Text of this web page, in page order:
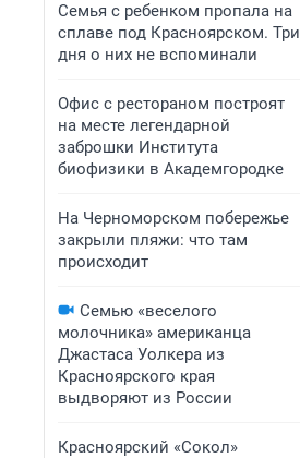
Семья с ребенком пропала на
сплаве под Красноярском. Три
дня о них не вспоминали
Офис с рестораном построят
на месте легендарной
заброшки Института
биофизики в Академгородке
На Черноморском побережье
закрыли пляжи: что там
происходит
Семью «веселого
молочника» американца
Джастаса Уолкера из
Красноярского края
выдворяют из России
Красноярский «Сокол»